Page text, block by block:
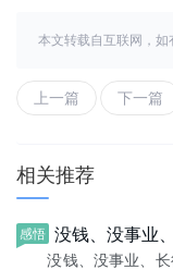
本文转载自互联网，如
上一篇 下一篇
相关推荐
感悟 没钱、没事业
没钱、没事业、长